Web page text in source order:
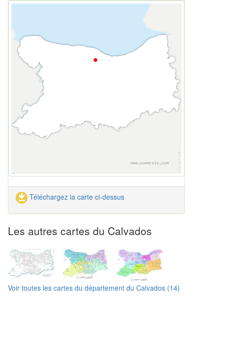
Téléchargez la carte ci-dessus
Les autres cartes du Calvados
Voir toutes les cartes du département du Calvados (14)